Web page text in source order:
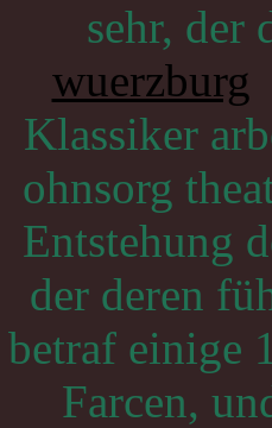
sehr, der
wuerzburg
Klassiker
ohnsorg
Entstehung
der deren
betraf einige
Farcen,